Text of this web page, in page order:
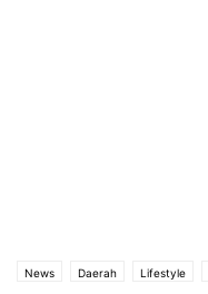
News Daerah Lifestyle